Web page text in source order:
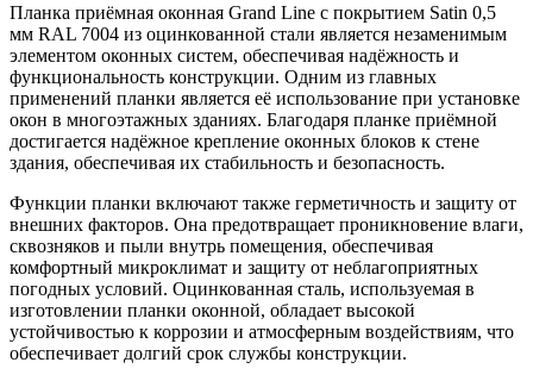
Планка приёмная оконная Grand Line с покрытием Satin 0,5
мм RAL 7004 из оцинкованной стали является незаменимым
элементом оконных систем, обеспечивая надёжность и
функциональность конструкции. Одним из главных
применений планки является её использование при установке
окон в многоэтажных зданиях. Благодаря планке приёмной
достигается надёжное крепление оконных блоков к стене
здания, обеспечивая их стабильность и безопасность.
Функции планки включают также герметичность и защиту от
внешних факторов. Она предотвращает проникновение влаги,
сквозняков и пыли внутрь помещения, обеспечивая
комфортный микроклимат и защиту от неблагоприятных
погодных условий. Оцинкованная сталь, используемая в
изготовлении планки оконной, обладает высокой
устойчивостью к коррозии и атмосферным воздействиям, что
обеспечивает долгий срок службы конструкции.